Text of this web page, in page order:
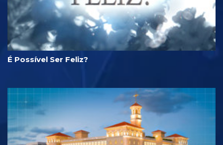
É Possível Ser Feliz?